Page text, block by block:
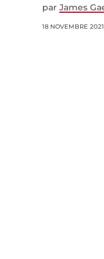
par James
18 NOVEMBRE 2021